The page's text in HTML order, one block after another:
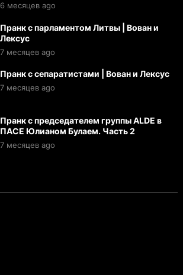
6 месяцев ago
Пранк с парламентом Литвы | Вован и
Лексус
7 месяцев ago
Пранк с сепаратистами | Вован и Лексус
7 месяцев ago
Пранк с председателем группы ALDE в
ПАСЕ Юлианом Булаем. Часть 2
7 месяцев ago